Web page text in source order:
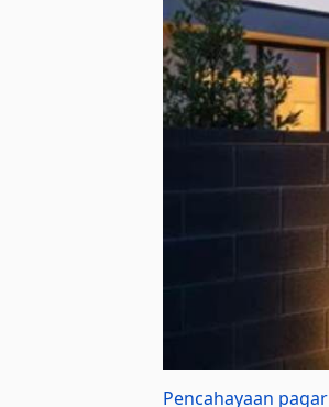
Pencahayaan pagar